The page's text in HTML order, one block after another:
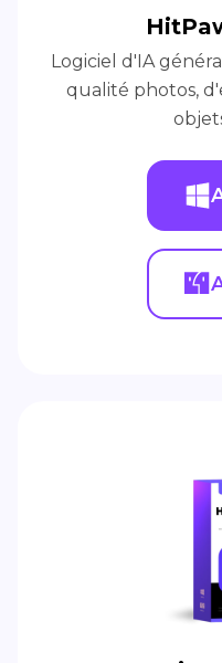
Logiciel d'IA
qualité photos,